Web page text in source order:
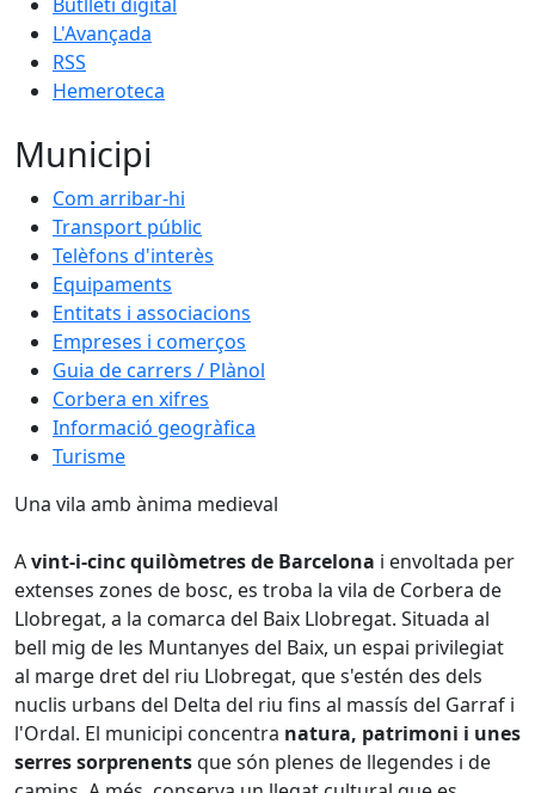
L'Avançada
RSS
Hemeroteca
Municipi
Com arribar-hi
Transport públic
Telèfons d'interès
Equipaments
Entitats i associacions
Empreses i comerços
Guia de carrers / Plànol
Corbera en xifres
Informació geogràfica
Turisme
Una vila amb ànima medieval
Avint-i-cinc quilòmetres de Barcelona i envoltada per
extenses zones de bosc, es troba la vila de Corbera de
Llobregat, a la comarca del Baix Llobregat. Situada al
bell mig de les Muntanyes del Baix, un espai privilegiat
al marge dret del riu Llobregat, que s'estén des dels
nuclis urbans del Delta del riu fins al massís del Garraf i
l'Ordal. El municipi concentra natura, patrimoni i unes
serres sorprenentsque són plenes de llegendes i de